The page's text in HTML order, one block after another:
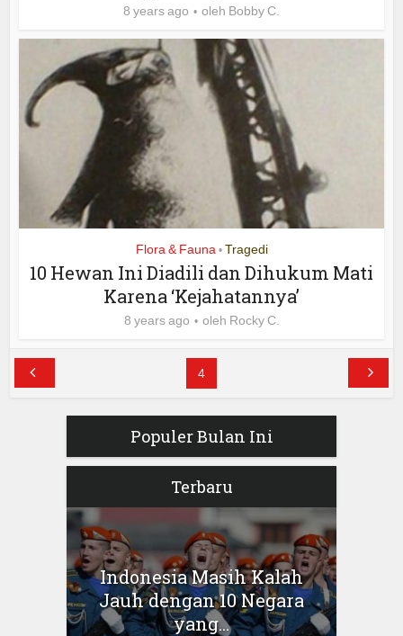
8 years ago oleh Bobby C.
Flora & Fauna • Tragedi
10 Hewan Ini Diadili dan Dihukum Mati
Karena ‘Kejahatannya’
8 years ago oleh Rocky C.
4
Populer Bulan Ini
Terbaru
Indonesia Masih Kalah
Jauh dengan 10 Negara
yang...